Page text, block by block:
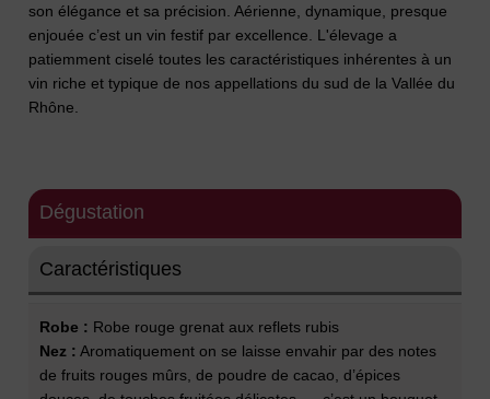
son élégance et sa précision. Aérienne, dynamique, presque
enjouée c’est un vin festif par excellence. L'élevage a
patiemment ciselé toutes les caractéristiques inhérentes à un
vin riche et typique de nos appellations du sud de la Vallée du
Rhône.
Dégustation
Caractéristiques
Robe : Robe rouge grenat aux reflets rubis
Nez : Aromatiquement on se laisse envahir par des notes
de fruits rouges mûrs, de poudre de cacao, d’épices